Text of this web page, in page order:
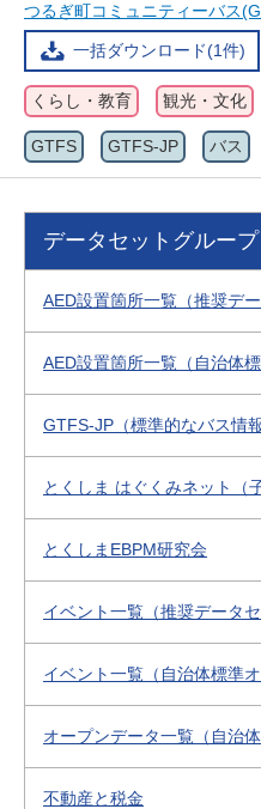
つるぎ町コミュニティーバス
一括ダウンロード(1件)
くらし・教育 観光・文化
GTFS GTFS-JP バス
データセットグループ
AED設置箇所一覧（推奨デー
AED設置箇所一覧（自治体
GTFS-JP（標準的なバス情
とくしま はぐくみネット（
とくしまEBPM研究会
イベント一覧（推奨データセ
イベント一覧（自治体標準
オープンデータ一覧（自治
不動産と税金